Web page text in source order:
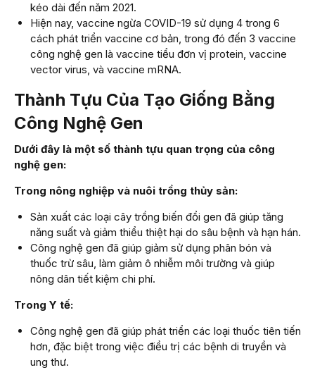
kéo dài đến năm 2021.
Hiện nay, vaccine ngừa COVID-19 sử dụng 4 trong 6
cách phát triển vaccine cơ bản, trong đó đến 3 vaccine
công nghệ gen là vaccine tiểu đơn vị protein, vaccine
vector virus, và vaccine mRNA.
Thành Tựu Của Tạo Giống Bằng
Công Nghệ Gen
Dưới đây là một số thành tựu quan trọng của công
nghệ gen:
Trong nông nghiệp và nuôi trồng thủy sản:
Sản xuất các loại cây trồng biến đổi gen đã giúp tăng
năng suất và giảm thiểu thiệt hại do sâu bệnh và hạn hán.
Công nghệ gen đã giúp giảm sử dụng phân bón và
thuốc trừ sâu, làm giảm ô nhiễm môi trường và giúp
nông dân tiết kiệm chi phí.
Trong Y tế:
Công nghệ gen đã giúp phát triển các loại thuốc tiên tiến
hơn, đặc biệt trong việc điều trị các bệnh di truyền và
ung thư.